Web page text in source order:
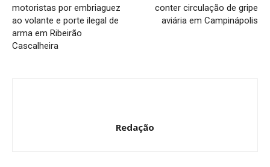
motoristas por embriaguez
ao volante e porte ilegal de
arma em Ribeirão
Cascalheira
conter circulação de gripe
aviária em Campinápolis
Redação